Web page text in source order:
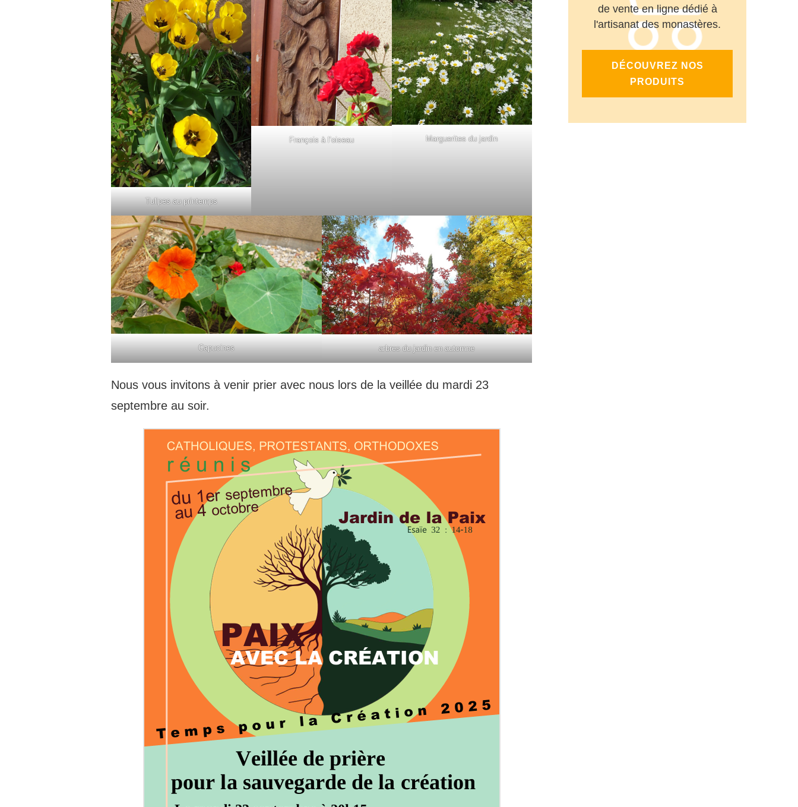
Tulipes au printemps
François à l’oiseau Marguerites du jardin
Capucines arbres du jardin en automne
Nous vous invitons à venir prier avec nous lors de la veillée du mardi 23
septembre au soir.
de vente en ligne dédié à
l'artisanat des monastères.
DÉCOUVREZ NOS
PRODUITS